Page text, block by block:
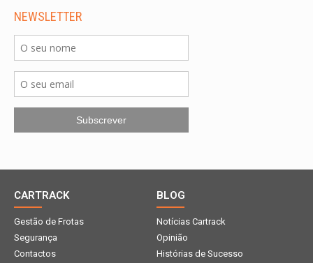
NEWSLETTER
CARTRACK
Gestão de Frotas
Segurança
Contactos
BLOG
Notícias Cartrack
Opinião
Histórias de Sucesso